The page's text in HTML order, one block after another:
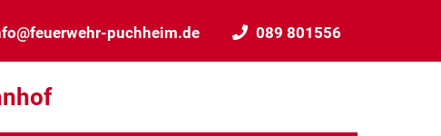
puchheim.de 089 801556